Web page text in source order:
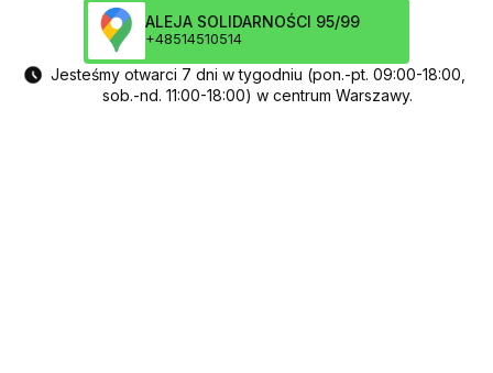
ALEJA SOLIDARNOŚCI 95/99
+48514510514
Jesteśmy otwarci 7 dni w tygodniu (pon.-pt. 09:00-18:00,
sob.-nd. 11:00-18:00) w centrum Warszawy.